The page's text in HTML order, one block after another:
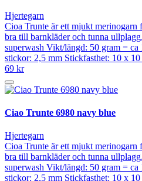
Hjertegarn
Cioa Trunte är ett mjukt merinogarn
bra till barnkläder och tunna
superwash Vikt/längd: 50 gram = ca
stickor: 2,5 mm Stickfasthet: 10 x
69 kr
Ciao Trunte 6980 navy blue
Hjertegarn
Cioa Trunte är ett mjukt merinogarn
bra till barnkläder och tunna
superwash Vikt/längd: 50 gram = ca
stickor: 2,5 mm Stickfasthet: 10 x